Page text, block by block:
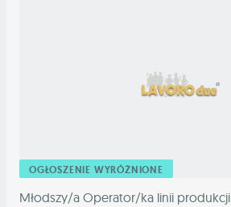
OGŁOSZENIE WYRÓŻNIONE
Młodszy/a Operator/ka linii produkcji